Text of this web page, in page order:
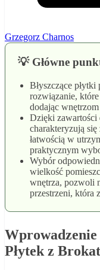
Grzegorz Charnos
💡 Główne
Błyszczące
rozwiązanie,
dodając
Dzięki zawartości
charakteryzują
łatwością w
praktycznym
Wybór
wielkość
wnętrza, pozwoli
przestrzeni, która
Wprowadzenie
Płytek z